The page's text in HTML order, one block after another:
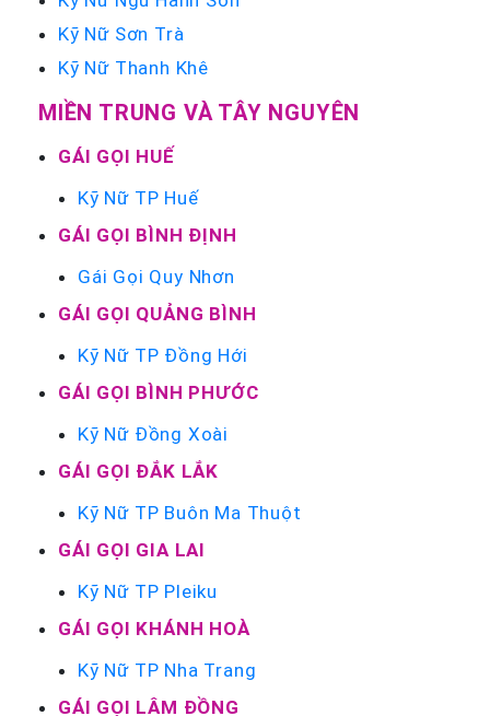
Kỹ Nữ Sơn Trà
Kỹ Nữ Thanh Khê
MIỀN TRUNG VÀ TÂY NGUYÊN
GÁI GỌI HUẾ
Kỹ Nữ TP Huế
GÁI GỌI BÌNH ĐỊNH
Gái Gọi Quy Nhơn
GÁI GỌI QUẢNG BÌNH
Kỹ Nữ TP Đồng Hới
GÁI GỌI BÌNH PHƯỚC
Kỹ Nữ Đồng Xoài
GÁI GỌI ĐẮK LẮK
Kỹ Nữ TP Buôn Ma Thuột
GÁI GỌI GIA LAI
Kỹ Nữ TP Pleiku
GÁI GỌI KHÁNH HOÀ
Kỹ Nữ TP Nha Trang
GÁI GỌI LÂM ĐỒNG